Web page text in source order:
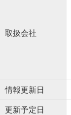
取扱会社
情報更新日
更新予定日